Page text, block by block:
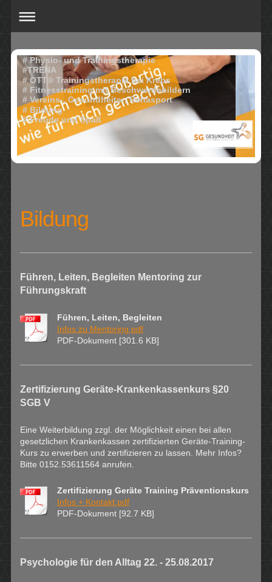
# Physio- und Trainingstherapie
#TRENA
# OTT® Trainingstherapie bei Krebs
# Fitnesstraining mit Beschwerdebildern
# Vereins-, Gesundheits-, Rehasport
# Bildung
# Freude und Spaß
Bildung
Führen, Leiten, Begleiten Mentoring zur
Führungskraft
Führen, Leiten, Begleiten
Infos zu Mentoring.pdf
PDF-Dokument [301.6 KB]
Zertifizierung Geräte-Krankenkassenkurs §20
SGB V
Eine Weiterbildung zzgl. der Möglichkeit einen bei allen
gesetzlichen Krankenkassen zertifizierten Geräte-Training-
Kurs zu erwerben und zertifizieren zu lassen. Mehr Infos?
Bitte 0152.53611564 anrufen.
Zertifizierung Geräte Training Präventionskurs
Infos + Kontakt.pdf
PDF-Dokument [92.7 KB]
Psychologie für den Alltag 22. - 25.08.2017